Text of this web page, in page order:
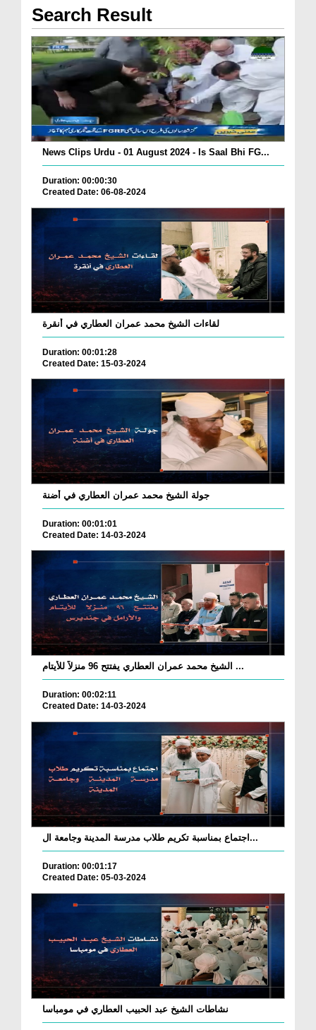
Search Result
News Clips Urdu - 01 August 2024 - Is Saal Bhi FG...
Duration: 00:00:30
Created Date: 06-08-2024
لقاءات الشيخ محمد عمران العطاري في أنقرة
Duration: 00:01:28
Created Date: 15-03-2024
جولة الشيخ محمد عمران العطاري في أضنة
Duration: 00:01:01
Created Date: 14-03-2024
الشيخ محمد عمران العطاري يفتتح 96 منزلاً للأيتام ...
Duration: 00:02:11
Created Date: 14-03-2024
اجتماع بمناسبة تكريم طلاب مدرسة المدينة وجامعة ال...
Duration: 00:01:17
Created Date: 05-03-2024
نشاطات الشيخ عبد الحبيب العطاري في مومباسا